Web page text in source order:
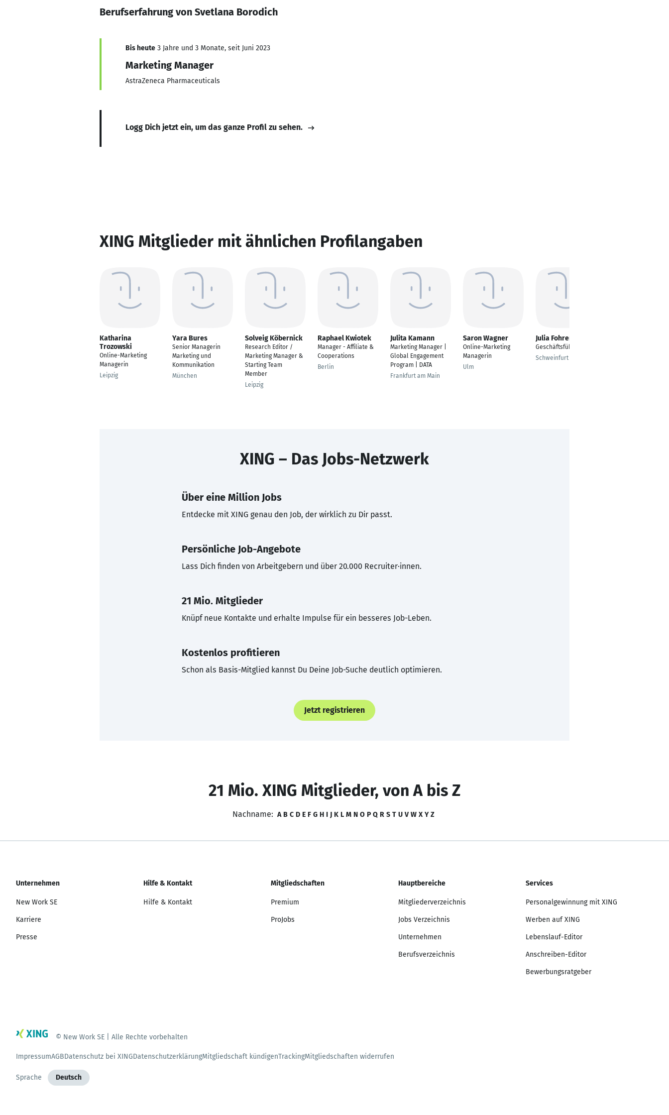
Berufserfahrung von Svetlana Borodich
Bis heute 3 Jahre und 3 Monate, seit Juni 2023
Marketing Manager
AstraZeneca Pharmaceuticals
Logg Dich jetzt ein, um das ganze Profil zu sehen.
XING Mitglieder mit ähnlichen Profilangaben
Katharina
Trozowski
Online-Marketing
Managerin
Leipzig
Yara Bures
Senior Managerin
Marketing und
Kommunikation
München
Solveig Köbernick
Research Editor /
Marketing Manager &
Starting Team
Member
Leipzig
Raphael Kwiotek
Manager - Affiliate &
Cooperations
Berlin
Julita Kamann
Marketing Manager |
Global Engagement
Program | DATA
Frankfurt am Main
Saron Wagner
Online-Marketing
Managerin
Ulm
Julia Fohrer
Geschäftsführer
Schweinfurt
XING – Das Jobs-Netzwerk
Über eine Million Jobs
Entdecke mit XING genau den Job, der wirklich zu Dir passt.
Persönliche Job-Angebote
Lass Dich finden von Arbeitgebern und über 20.000 Recruiter·innen.
21 Mio. Mitglieder
Knüpf neue Kontakte und erhalte Impulse für ein besseres Job-Leben.
Kostenlos profitieren
Schon als Basis-Mitglied kannst Du Deine Job-Suche deutlich optimieren.
Jetzt registrieren
21 Mio. XING Mitglieder, von A bis Z
Nachname: A B C D E F G H I J K L M N O P Q R S T U V W X Y Z
Unternehmen
New Work SE
Karriere
Presse
Hilfe & Kontakt
Hilfe & Kontakt
Mitgliedschaften
Premium
ProJobs
Hauptbereiche
Mitgliederverzeichnis
Jobs Verzeichnis
Unternehmen
Berufsverzeichnis
Services
Personalgewinnung mit XING
Werben auf XING
Lebenslauf-Editor
Anschreiben-Editor
Bewerbungsratgeber
© New Work SE | Alle Rechte vorbehalten
ImpressumAGBDatenschutz bei XINGDatenschutzerklärungMitgliedschaft kündigenTrackingMitgliedschaften widerrufen
Sprache Deutsch